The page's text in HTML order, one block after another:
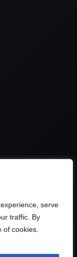
serve
traffic. By
of cookies.